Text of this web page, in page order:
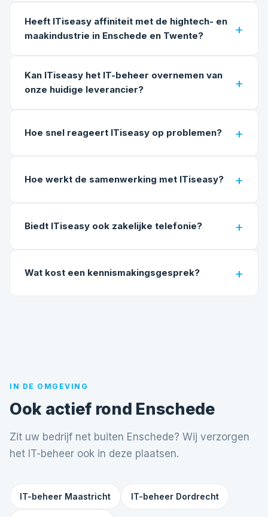
Heeft ITiseasy affiniteit met de hightech- en
maakindustrie in Enschede en Twente?
Kan ITiseasy het IT-beheer overnemen van
onze huidige leverancier?
Hoe snel reageert ITiseasy op problemen?
Hoe werkt de samenwerking met ITiseasy?
Biedt ITiseasy ook zakelijke telefonie?
Wat kost een kennismakingsgesprek?
IN DE OMGEVING
Ook actief rond Enschede
Zit uw bedrijf net buiten Enschede? Wij verzorgen
het IT-beheer ook in deze plaatsen.
IT-beheer Maastricht IT-beheer Dordrecht